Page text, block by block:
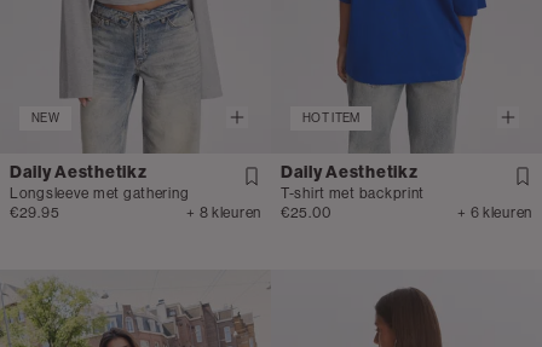
NEW
Daily Aesthetikz
Longsleeve met gathering
€29.95
+ 8 kleuren
HOT ITEM
Daily Aesthetikz
T-shirt met backprint
€25.00
+ 6 kleuren